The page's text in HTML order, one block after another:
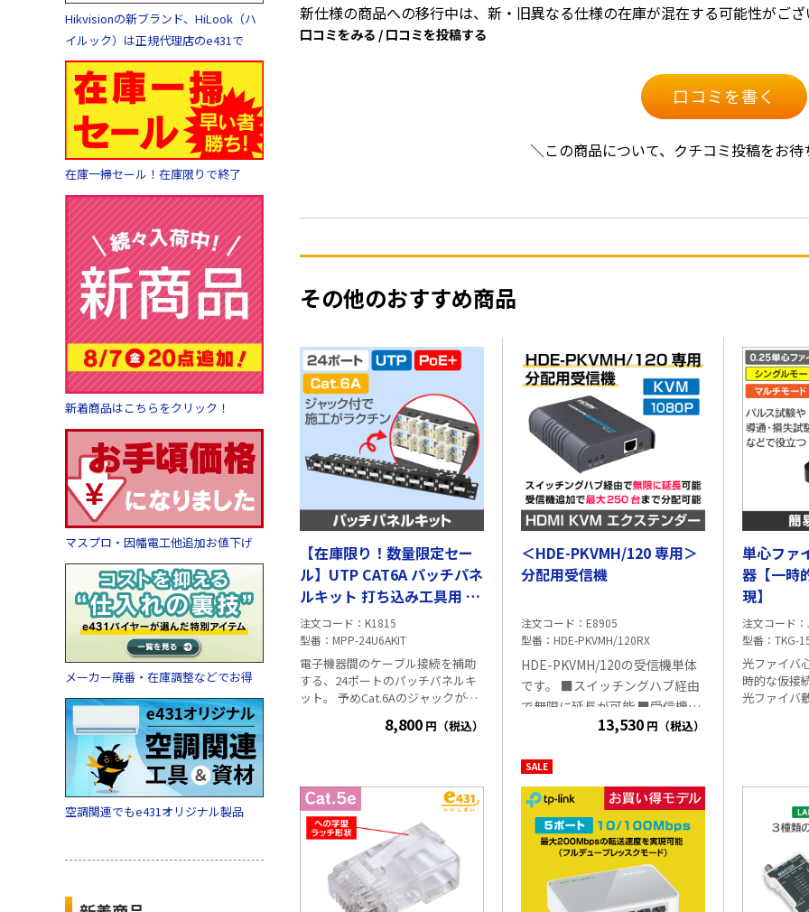
Hikvisionの新ブランド、HiLook（ハ
イルック）は正規代理店のe431で
在庫一掃セール！在庫限りで終了
新着商品はこちらをクリック！
マスプロ・因幡電工他追加お値下げ
メーカー廃番・在庫調整などでお得
空調関連でもe431オリジナル製品
新仕様の商品への移行中は、新・旧異なる仕様の在庫が混在する可能性がござ
口コミをみる / 口コミを投稿する
口コミを書く
＼この商品について、クチコミ投稿をお
その他のおすすめ商品
【在庫限り！数量限定セー
ル】UTP CAT6A パッチパネ
ルキット 打ち込み工具用 24
ポート PoE+
注文コード
K1815
型番
MPP-24U6AKIT
電子機器間のケーブル接続を補助
する、24ポートのパッチパネルキ
ット。 予めCat.6Aのジャックが設
なケーブル配線を整頓できます。
把握しやすい ・エイリアンクロス
トーク対策構造 UTP 24ポート
RJ45ジャック Cat.6A POE+ (IEEE
802.3at) 110ブロック&LSAタイプ
打込工具対応
8,800 円（税込）
＜HDE-PKVMH/120 専用＞
分配用受信機
注文コード
E8905
型番
HDE-PKVMH/120RX
HDE-PKVMH/120の受信機単体
です。 ■スイッチングハブ経由
で無限に延長が可能 ■受信機の
追加は最大250台の分配可能 ■
り扱い説明書、USBドライバソ
フトウェア 詳細は発信器・受
信機セット(HDE-PKVMH/120)
の商品ページ をご覧ください。
比較表
13,530 円（税込）
単心ファ
器【一時
現】
注文コード
型番
TKG-
光ファイバ
時的な仮接
光ファイバ
等に役立
挿入損失
を使用し
バ
SALE